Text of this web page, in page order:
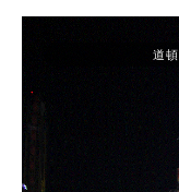
道